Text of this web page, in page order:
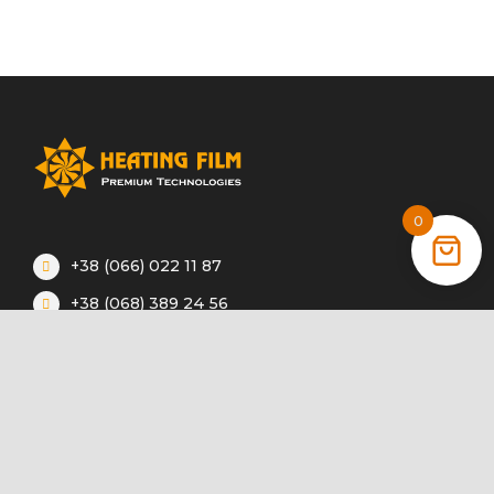
+38 (066) 022 11 87
+38 (068) 389 24 56
0